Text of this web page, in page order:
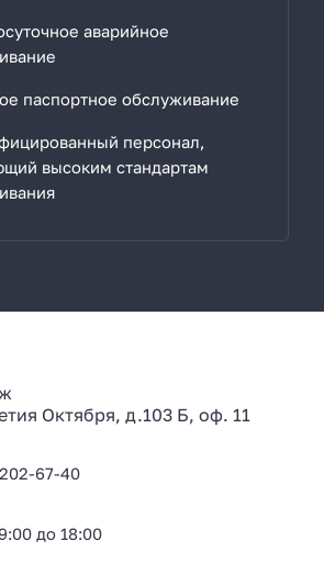
аварийное
паспортное обслуживание
персонал,
высоким стандартам
Октября, д.103 Б, оф. 11
67-40
до 18:00